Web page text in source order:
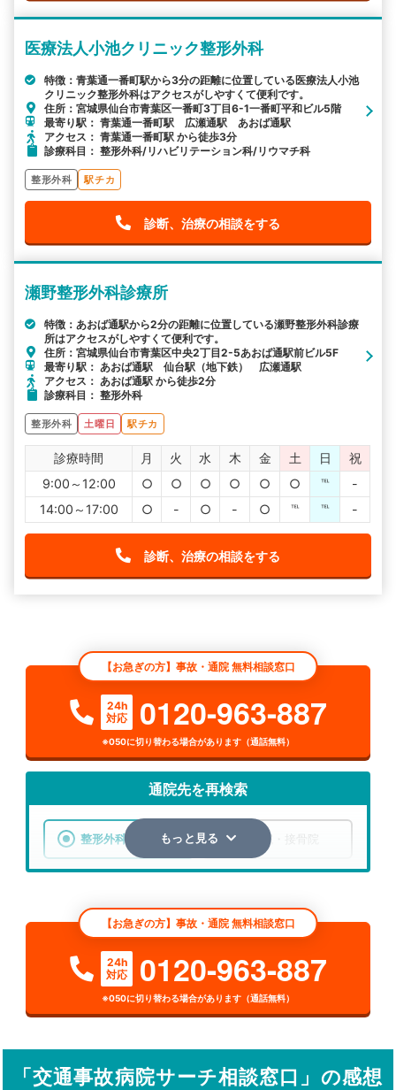
医療法人小池クリニック整形外科
特徴：青葉通一番町駅から3分の距離に位置している医療法人小池
クリニック整形外科はアクセスがしやすくて便利です。
住所：宮城県仙台市青葉区一番町3丁目6-1一番町平和ビル5階
最寄り駅： 青葉通一番町駅 広瀬通駅 あおば通駅
アクセス： 青葉通一番町駅 から徒歩3分
診療科目： 整形外科/リハビリテーション科/リウマチ科
整形外科 駅チカ
診断、治療の相談をする
瀬野整形外科診療所
特徴：あおば通駅から2分の距離に位置している瀬野整形外科診療
所はアクセスがしやすくて便利です。
住所：宮城県仙台市青葉区中央2丁目2-5あおば通駅前ビル5F
最寄り駅： あおば通駅 仙台駅（地下鉄） 広瀬通駅
アクセス： あおば通駅 から徒歩2分
診療科目： 整形外科
整形外科 土曜日 駅チカ
診療時間 月 火 水 木 金 土 日
祝
9:00～12:00
○ ○ ○ ○ ○ ○ ℡
-
14:00～17:00
○ - ○ - ○ ℡ ℡ -
診断、治療の相談をする
【お急ぎの方】事故・通院 無料相談窓口
24h
対応
0120-963-887
※050に切り替わる場合があります（通話無料）
通院先を再検索
整形外科 整骨院・接骨院
検索する
詳細条件で絞り込む
その他の検索方法
駅から探す 院名から探す
もっと見る
【お急ぎの方】事故・通院 無料相談窓口
24h
対応
0120-963-887
※050に切り替わる場合があります（通話無料）
「交通事故病院サーチ相談窓口」の感想